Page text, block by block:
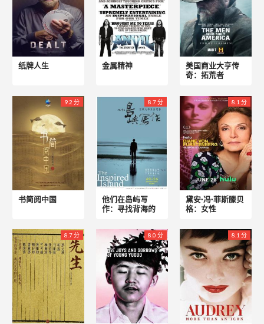
纸牌人生 金属精神
美国商业大亨传
奇：拓荒者
9.2 分
书简阅中国
8.7 分
他们在岛屿写
作：寻找背海的
8.1 分
黛安·冯·菲斯滕贝
格：女性
8.7 分 8.0 分 8.1 分